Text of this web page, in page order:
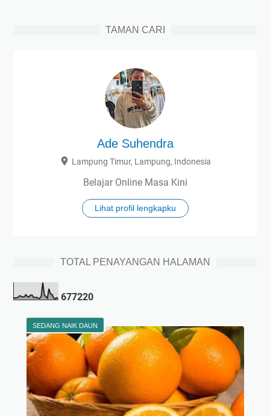
TAMAN CARI
Ade Suhendra
Lampung Timur, Lampung, Indonesia
Belajar Online Masa Kini
Lihat profil lengkapku
TOTAL PENAYANGAN HALAMAN
677220
SEDANG NAIK DAUN